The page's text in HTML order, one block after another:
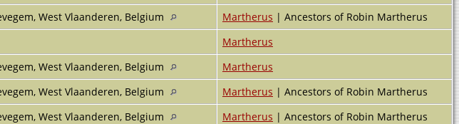
West Vlaanderen, Belgium Martherus | Ancestors of Robin Martherus
Martherus
West Vlaanderen, Belgium
Martherus
West Vlaanderen, Belgium Martherus | Ancestors of Robin Martherus
West Vlaanderen, Belgium Martherus | Ancestors of Robin Martherus